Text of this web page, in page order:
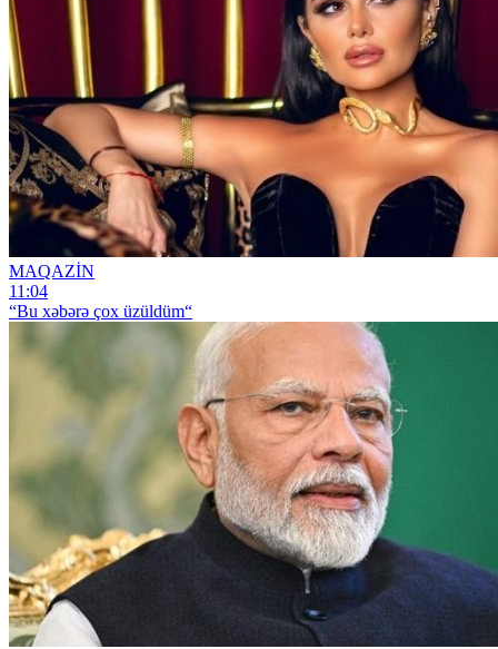
MAQAZİN
11:04
“Bu xəbərə çox üzüldüm“